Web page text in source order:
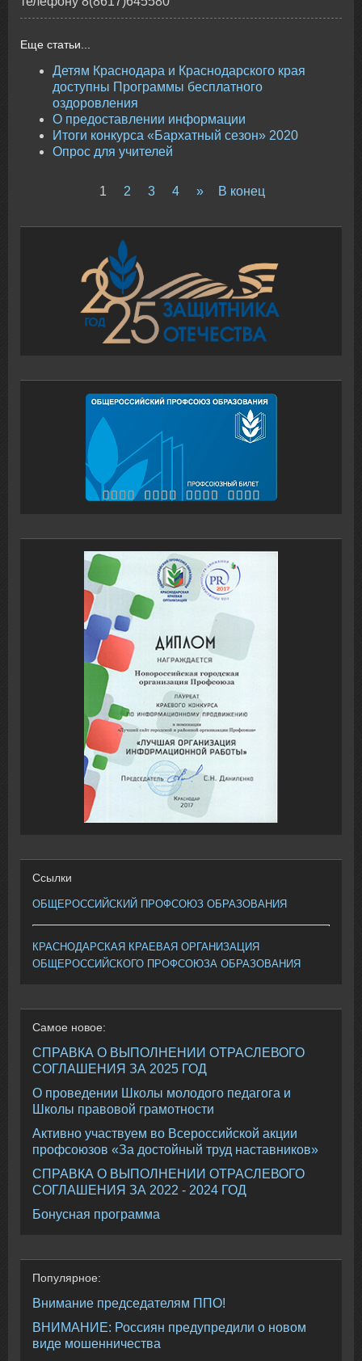
Еще статьи...
Детям Краснодара и Краснодарского края
доступны Программы бесплатного
оздоровления
О предоставлении информации
Итоги конкурса «Бархатный сезон» 2020
Опрос для учителей
1 2 3 4 » В конец
Ссылки
ОБЩЕРОССИЙСКИЙ ПРОФСОЮЗ ОБРАЗОВАНИЯ
КРАСНОДАРСКАЯ КРАЕВАЯ ОРГАНИЗАЦИЯ
ОБЩЕРОССИЙСКОГО ПРОФСОЮЗА ОБРАЗОВАНИЯ
Самое новое:
СПРАВКА О ВЫПОЛНЕНИИ ОТРАСЛЕВОГО
СОГЛАШЕНИЯ ЗА 2025 ГОД
О проведении Школы молодого педагога и
Школы правовой грамотности
Активно участвуем во Всероссийской акции
профсоюзов «За достойный труд наставников»
СПРАВКА О ВЫПОЛНЕНИИ ОТРАСЛЕВОГО
СОГЛАШЕНИЯ ЗА 2022 - 2024 ГОД
Бонусная программа
Популярное:
Внимание председателям ППО!
ВНИМАНИЕ: Россиян предупредили о новом
виде мошенничества